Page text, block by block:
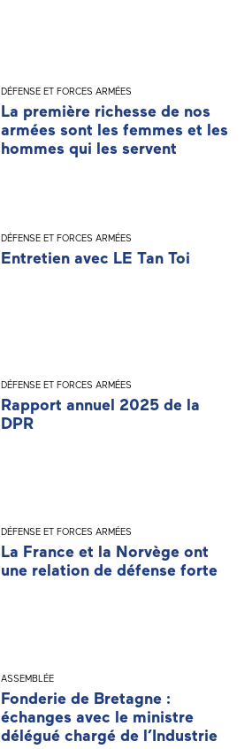
DÉFENSE ET FORCES ARMÉES
La première richesse de nos
armées sont les femmes et les
hommes qui les servent
DÉFENSE ET FORCES ARMÉES
Entretien avec LE Tan Toi
DÉFENSE ET FORCES ARMÉES
Rapport annuel 2025 de la
DPR
DÉFENSE ET FORCES ARMÉES
La France et la Norvège ont
une relation de défense forte
ASSEMBLÉE
Fonderie de Bretagne :
échanges avec le ministre
délégué chargé de l’Industrie